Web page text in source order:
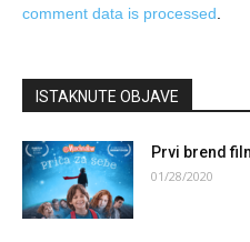
comment data is processed
ISTAKNUTE OBJAVE
Prvi brend
01/28/2020